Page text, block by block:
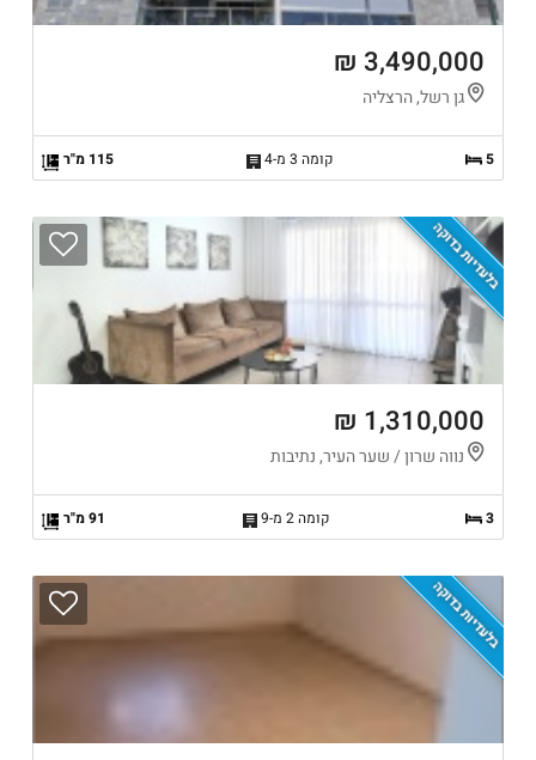
3,490,000 ₪
גן רשל, הרצליה
5 קומה 3 מ-4 115 מ"ר
בלעדיות בדוקה
1,310,000 ₪
נווה שרון / שער העיר, נתיבות
3 קומה 2 מ-9 91 מ"ר
בלעדיות בדוקה